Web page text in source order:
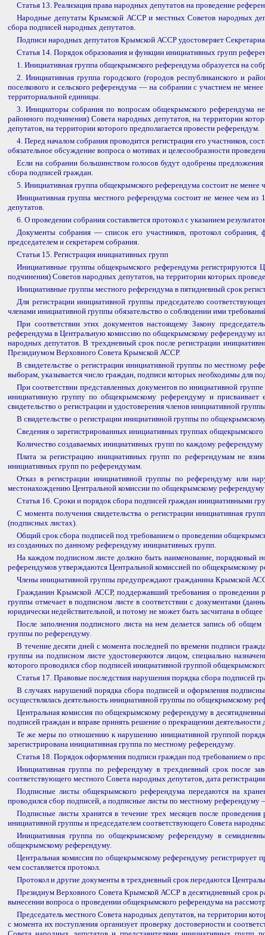
Статья 13. Реализация права народных депутатов на проведение
Народные депутаты Крымской АССР и местных Советов народных
сбора подписей народных депутатов.
Подписи народных депутатов Крымской АССР удостоверяет
Статья 14. Порядок образования и функции инициативных групп
1. Инициативная группа общекрымского референдума образуется на
2. Инициативная группа городского (городов республиканского и
поселкового и сельского референдума — на собрании с участием не
территориальной единицы.
3. Инициаторы собрания по вопросам общекрымского референдума
районного подчинения) Совета народных депутатов, на территории
депутатов, на территории которого предполагается провести референдум.
4. Перед началом собрания проводится регистрация его участников,
обязательное обсуждение вопроса о мотивах и целесообразности
Если на собрании большинством голосов будут одобрены
сбора подписей граждан.
5. Инициативная группа общекрымского референдума состоит не
Инициативная группа местного референдума состоит не менее чем
депутатов.
6. О проведении собрания составляется протокол с указанием
Документы собрания — список его участников, протокол собрания,
председателем и секретарем собрания.
Статья 15. Регистрация инициативных групп
Инициативные группы общекрымского референдума регистрируются
подчинения) Советов народных депутатов, на территории которых
Инициативные группы местного референдума в пятидневный срок
Для регистрации инициативной группы председателю
членами инициативной группы обязательство о соблюдении ими
При соответствии этих документов настоящему Закону
референдума в Центральную комиссию по общекрымскому референдуму
народных депутатов. В трехдневный срок после регистрации
Президиумом Верховного Совета Крымской АССР.
В свидетельстве о регистрации инициативной группы по местному
выборам, указывается число граждан, подписи которых необходимы для
При соответствии представленных документов по инициативной
инициативную группу по общекрымскому референдуму и
свидетельство о регистрации и удостоверения членов инициативной
В свидетельстве о регистрации инициативной группы по
Сведения о зарегистрированных инициативных группах
Количество создаваемых инициативных групп по каждому референдуму
Плата за регистрацию инициативных групп по референдумам не
инициативных групп по референдумам.
Отказ в регистрации инициативной группы по референдуму или
местонахождению Центральной комиссии по общекрымскому
Статья 16. Сроки и порядок сбора подписей граждан инициативными
С момента получения свидетельства о регистрации инициативная
(подписных листах).
Общий срок сбора подписей под требованием о проведении
из созданных по данному референдуму инициативных групп.
На каждом подписном листе должно быть наименование, порядковый
референдумов утверждаются Центральной комиссией по общекрымскому
Члены инициативной группы предупреждают гражданина Крымской
Гражданин Крымской АССР, поддержавший требования о проведении
группы отмечает в подписном листе в соответствии с документами
юридически недействительной, и потому не может быть засчитана в
После заполнения подписного листа на нем делается запись об
группы по референдуму.
В течение десяти дней с момента последней по времени подписи
группы на подписном листе удостоверяются лицом, специально
которого проводился сбор подписей инициативной группой
Статья 17. Правовые последствия нарушения порядка сбора подписей
В случаях нарушений порядка сбора подписей и оформления
осуществлялась деятельность инициативной группы по общекрымскому
Центральная комиссия по общекрымскому референдуму в
подписей граждан и вправе принять решение о прекращении
Те же меры по отношению к нарушению инициативной группой
зарегистрирована инициативная группа по местному референдуму.
Статья 18. Порядок оформления подписи граждан под требованием о
Инициативная группа по референдуму в трехдневный срок после
соответствующего местного Совета народных депутатов, дата
Подписные листы общекрымского референдума передаются на
проводился сбор подписей, а подписные листы по местному референдуму
Подписные листы хранятся в течение трех месяцев после
инициативной группы и председателем соответствующего Совета
Инициативная группа по общекрымскому референдуму в
общекрымскому референдуму.
Центральная комиссия по общекрымскому референдуму регистрирует
чем составляется протокол.
Протокол и другие документы в трехдневный срок передаются
Президиум Верховного Совета Крымской АССР в десятидневный срок
вынесении вопроса о проведении общекрымского референдума на
Председатель местного Совета народных депутатов, на территории
с момента их поступления организует проверку достоверности и